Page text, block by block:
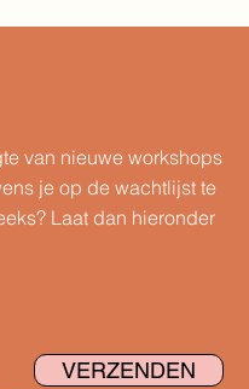
van nieuwe workshops
je op de wachtlijst te
Laat dan hieronder
VERZENDEN